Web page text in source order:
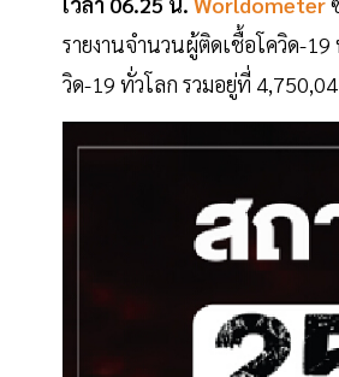
รายงานจำนวนผู้ติดเชื้อโควิด-
วิด-19 ทั่วโลก รวมอยู่ที่